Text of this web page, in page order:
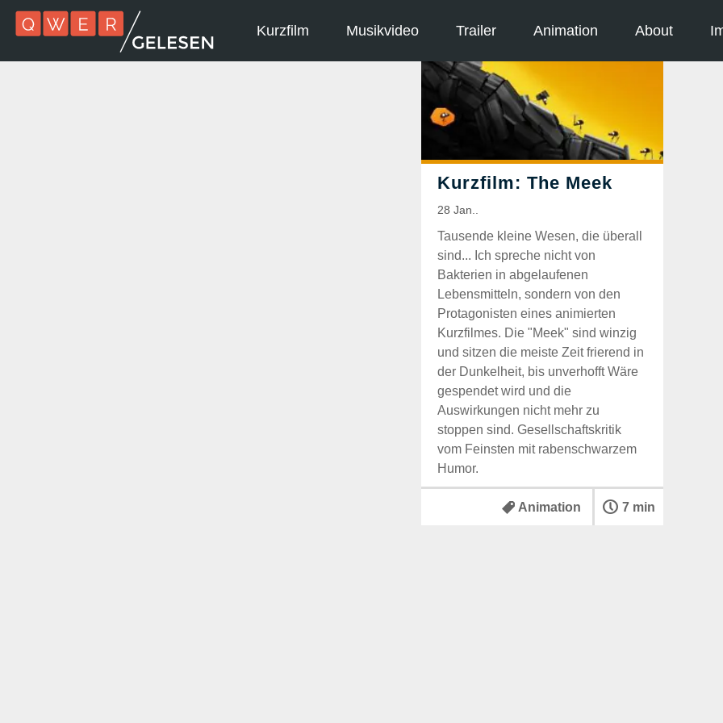
Kurzfilm Musikvideo Trailer Animation About
Tausende kleine Wesen, die überall
sind... Ich spreche nicht von
Bakterien in abgelaufenen
Lebensmitteln, sondern von den
Protagonisten eines animierten
Kurzfilmes. Die "Meek" sind winzig
und sitzen die meiste Zeit frierend in
der Dunkelheit, bis unverhofft Wäre
gespendet wird und die
Auswirkungen nicht mehr zu
stoppen sind. Gesellschaftskritik
vom Feinsten mit rabenschwarzem
Humor.
Animation 7 min